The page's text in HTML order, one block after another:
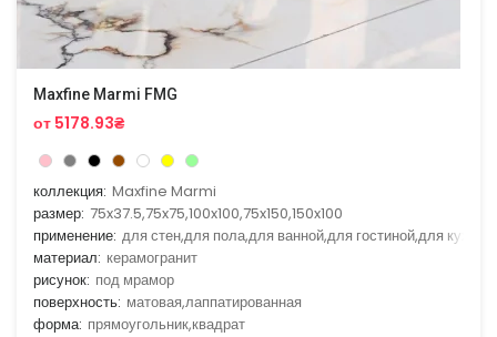
Maxfine Marmi FMG
от 5178.93₴
коллекция: Maxfine Marmi
размер: 75x37.5,75x75,100x100,75x150,150x100
применение: для стен,для пола,для ванной,для гостиной,для кухни
материал: керамогранит
рисунок: под мрамор
поверхность: матовая,лаппатированная
форма: прямоугольник,квадрат